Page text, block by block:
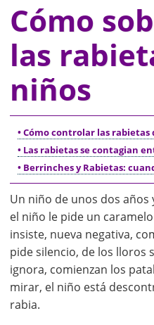
Cómo
las
niños
• Cómo controlar las rabietas
• Las rabietas se contagian
• Berrinches y Rabietas:
Un niño de unos dos años
el niño le pide un
insiste, nueva negativa,
pide silencio, de los lloros
ignora, comienzan los
mirar, el niño está
rabia.